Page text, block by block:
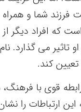
شما و
که افراد دیگر از
تاثیر می گذارد.
تعیین کند.
قوی با
ارتباطات را